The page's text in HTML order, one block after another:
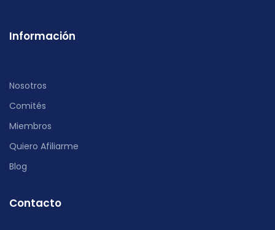
Información
Nosotros
Comités
Miembros
Quiero Afiliarme
Blog
Contacto